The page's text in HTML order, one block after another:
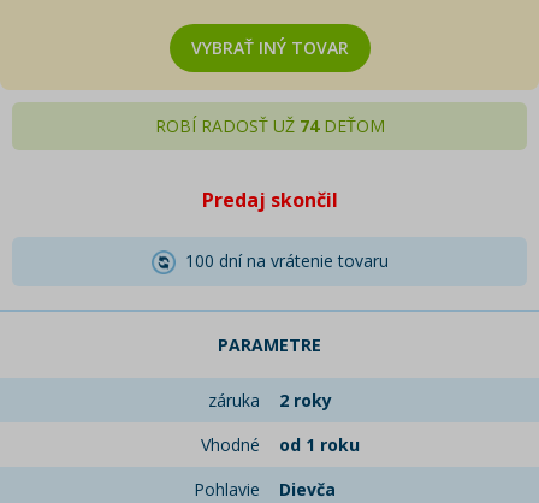
VYBRAŤ INÝ TOVAR
ROBÍ RADOSŤ UŽ 74DEŤOM
Predaj skončil
100 dní na vrátenie tovaru
PARAMETRE
záruka
2 roky
Vhodné
od 1 roku
Pohlavie
Dievča